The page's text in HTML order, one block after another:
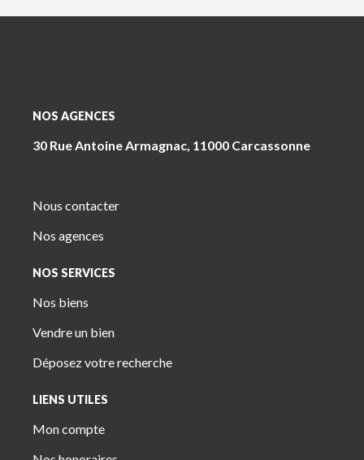
NOS AGENCES
30 Rue Antoine Armagnac, 11000 Carcassonne
Nous contacter
Nos agences
NOS SERVICES
Nos biens
Vendre un bien
Déposez votre recherche
LIENS UTILES
Mon compte